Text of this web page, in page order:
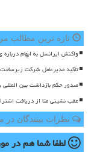
تازه ترین مطالب
واکنش ایرانسل به ابهام
تاکید مدیرعامل شرکت
صدور حکم بازداشت بین المللی
عقب نشینی متا از دریافت
نظرات بینندگان
لطفا شما همدر